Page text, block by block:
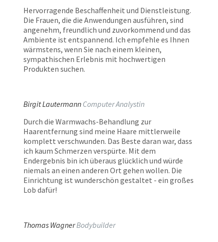
Hervorragende Beschaffenheit und Dienstleistung.
Die Frauen, die die Anwendungen ausführen, sind
angenehm, freundlich und zuvorkommend und das
Ambiente ist entspannend. Ich empfehle es Ihnen
wärmstens, wenn Sie nach einem kleinen,
sympathischen Erlebnis mit hochwertigen
Produkten suchen.
Birgit Lautermann Computer Analystin
Durch die Warmwachs-Behandlung zur
Haarentfernung sind meine Haare mittlerweile
komplett verschwunden. Das Beste daran war, dass
ich kaum Schmerzen verspürte. Mit dem
Endergebnis bin ich überaus glücklich und würde
niemals an einen anderen Ort gehen wollen. Die
Einrichtung ist wunderschön gestaltet - ein großes
Lob dafür!
Thomas WagnerBodybuilder